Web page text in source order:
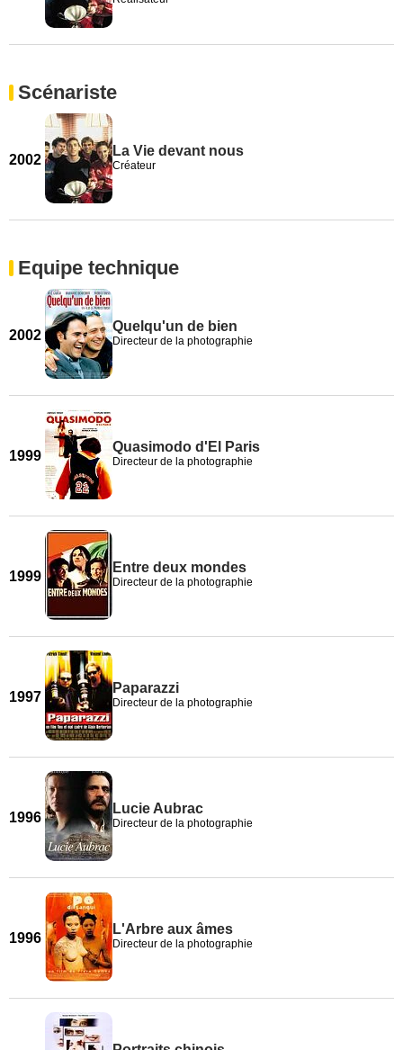
Scénariste
2002
La Vie devant nous
Créateur
Equipe technique
2002
Quelqu'un de bien
Directeur de la photographie
1999
Quasimodo d'El Paris
Directeur de la photographie
1999
Entre deux mondes
Directeur de la photographie
1997
Paparazzi
Directeur de la photographie
1996
Lucie Aubrac
Directeur de la photographie
1996
L'Arbre aux âmes
Directeur de la photographie